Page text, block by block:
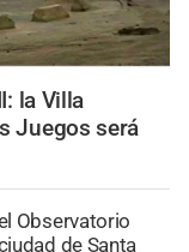
la Villa
Juegos será
Observatorio
de Santa